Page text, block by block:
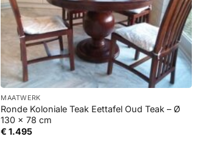
+
MAATWERK
Ronde Koloniale Teak Eettafel Oud Teak – Ø
130 x 78 cm
€ 1.495